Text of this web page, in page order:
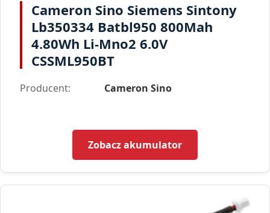
Cameron Sino Siemens Sintony
Lb350334 Batbl950 800Mah
4.80Wh Li-Mno2 6.0V
CSSML950BT
Producent: Cameron Sino
Zobacz akumulator